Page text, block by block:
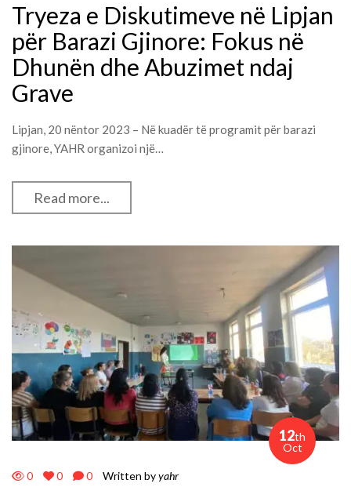
Tryeza e Diskutimeve në Lipjan
për Barazi Gjinore: Fokus në
Dhunën dhe Abuzimet ndaj
Grave
Lipjan, 20 nëntor 2023 – Në kuadër të programit për barazi
gjinore, YAHR organizoi një…
Read more...
12th
Oct
0 0 0 Written byyahr